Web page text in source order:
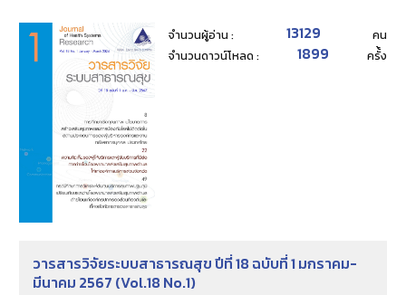
จำนวนผู้อ่าน : 13129
คน
จำนวนดาวน์โหลด :
1899 ครั้้ง
วารสารวิจัยระบบสาธารณสุข ปีที่ 18 ฉบับที่ 1 มกราคม-
มีนาคม 2567 (Vol.18 No.1)